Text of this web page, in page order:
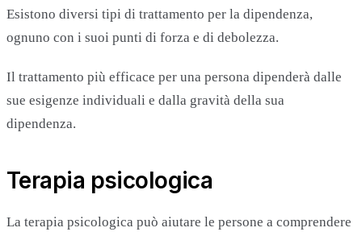
Esistono diversi tipi di trattamento per la dipendenza,
ognuno con i suoi punti di forza e di debolezza.
Il trattamento più efficace per una persona dipenderà dalle
sue esigenze individuali e dalla gravità della sua
dipendenza.
Terapia psicologica
La terapia psicologica può aiutare le persone a comprendere